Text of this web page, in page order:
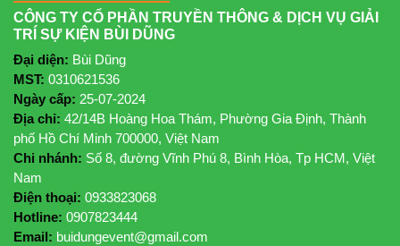
CÔNG TY CỔ PHẦN TRUYỀN THÔNG & DỊCH VỤ GIẢI
TRÍ SỰ KIỆN BÙI DŨNG
Đại diện: Bùi Dũng
MST: 0310621536
Ngày cấp: 25-07-2024
Địa chỉ: 42/14B Hoàng Hoa Thám, Phường Gia Định, Thành
phố Hồ Chí Minh 700000, Việt Nam
Chi nhánh: Số 8, đường Vĩnh Phú 8, Bình Hòa, Tp HCM, Việt
Nam
Điện thoại: 0933823068
Hotline: 0907823444
Email: buidungevent@gmail.com